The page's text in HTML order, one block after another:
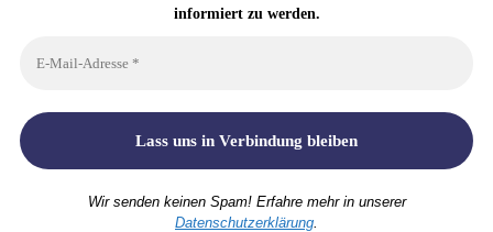
informiert zu werden.
Wir senden keinen Spam! Erfahre mehr in unserer
Datenschutzerklärung